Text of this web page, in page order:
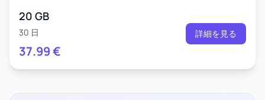
20 GB
30 日
37.99€
詳細を見る